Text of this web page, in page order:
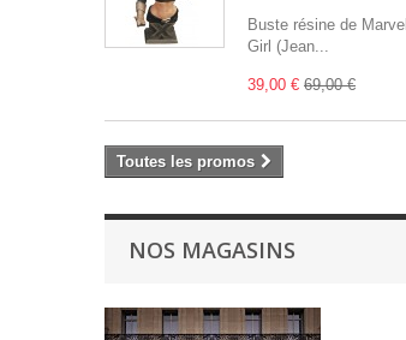
Buste résine de Marvel
Girl (Jean...
39,00 € 69,00 €
Toutes les promos
NOS MAGASINS